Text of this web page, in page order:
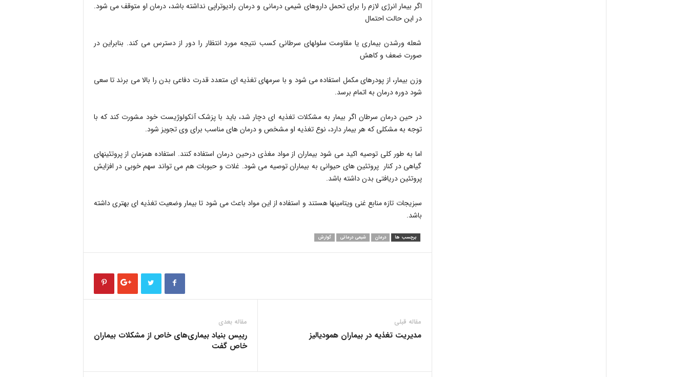
اگر بیمار انرژی لازم را برای تحمل داروهای شیمی درمانی و درمان رادیوتراپی نداشته باشد، درمان او متوقف می شود.
در این حالت احتمال
شعله ورشدن بیماری یا مقاومت سلولهای سرطانی کسب نتیجه مورد انتظار را دور از دسترس می کند. بنابراین در
صورت ضعف و کاهش
وزن بیمار، از پودرهای مکمل استفاده می شود و با سرمهای تغذیه ای متعدد قدرت دفاعی بدن را بالا می برند تا سعی
شود دوره درمان به اتمام برسد.
در حین درمان سرطان اگر بیمار به مشکلات تغذیه ای دچار شد، باید با پزشک آنکولوژیست خود مشورت کند که با
توجه به مشکلی که هر بیمار دارد، نوع تغذیه او مشخص و درمان های مناسب برای وی تجویز شود.
اما به طور کلی توصیه اکید می شود بیماران از مواد مغذی درحین درمان استفاده کنند. استفاده هم‎زمان از پروتئین‎های
گیاهی در کنار پروتئین های حیوانی به بیماران توصیه می شود. غلات و حبوبات هم می تواند سهم خوبی در افزایش
پروتئین دریافتی بدن داشته باشد.
سبزیجات تازه منابع غنی ویتامین‎ها هستند و استفاده از این مواد باعث می شود تا بیمار وضعیت تغذیه ای بهتری داشته
باشد.
برچسب ها درمان شیمی درمانی گوارش
مقاله قبلی
مدیریت تغذیه در بیماران همودیالیز
مقاله بعدی
رییس بنیاد بیماری‌های خاص از مشکلات بیماران
خاص گفت